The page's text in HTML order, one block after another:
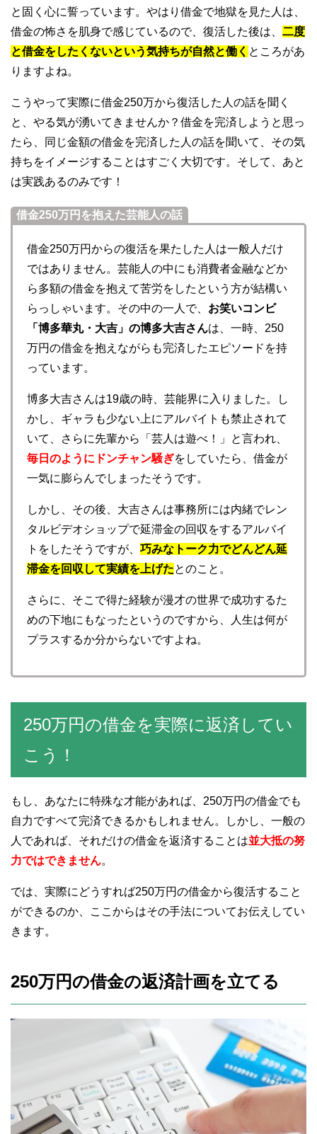
と固く心に誓っています。やはり借金で地獄を見た人は、
借金の怖さを肌身で感じているので、復活した後は、 二度
と借金をしたくないという気持ちが自然と働く ところがあ
りますよね。
こうやって実際に借金250万から復活した人の話を聞く
と、やる気が湧いてきませんか？借金を完済しようと思っ
たら、同じ金額の借金を完済した人の話を聞いて、その気
持ちをイメージすることはすごく大切です。そして、あと
は実践あるのみです！
借金250万円を抱えた芸能人の話
借金250万円からの復活を果たした人は一般人だけ
ではありません。芸能人の中にも消費者金融などか
ら多額の借金を抱えて苦労をしたという方が結構い
らっしゃいます。その中の一人で、 お笑いコンビ
「博多華丸・大吉」の博多大吉さんは、一時、250
万円の借金を抱えながらも完済したエピソードを持
っています。
博多大吉さんは19歳の時、芸能界に入りました。し
かし、ギャラも少ない上にアルバイトも禁止されて
いて、さらに先輩から「芸人は遊べ！」と言われ、
毎日のようにドンチャン騒ぎをしていたら、借金が
一気に膨らんでしまったそうです。
しかし、その後、大吉さんは事務所には内緒でレン
タルビデオショップで延滞金の回収をするアルバイ
トをしたそうですが、 巧みなトーク力でどんどん延
滞金を回収して実績を上げたとのこと。
さらに、そこで得た経験が漫才の世界で成功するた
めの下地にもなったというのですから、人生は何が
プラスするか分からないですよね。
250万円の借金を実際に返済してい
こう！
もし、あなたに特殊な才能があれば、250万円の借金でも
自力ですべて完済できるかもしれません。しかし、一般の
人であれば、それだけの借金を返済することは並大抵の努
力ではできません。
では、実際にどうすれば250万円の借金から復活すること
ができるのか、ここからはその手法についてお伝えしてい
きます。
250万円の借金の返済計画を立てる